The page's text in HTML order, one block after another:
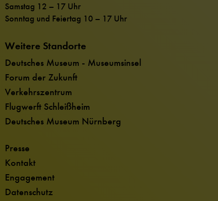
Samstag 12 – 17 Uhr
Sonntag und Feiertag 10 – 17 Uhr
Weitere Standorte
Deutsches Museum - Museumsinsel
Forum der Zukunft
Verkehrszentrum
Flugwerft Schleißheim
Deutsches Museum Nürnberg
Presse
Kontakt
Engagement
Datenschutz